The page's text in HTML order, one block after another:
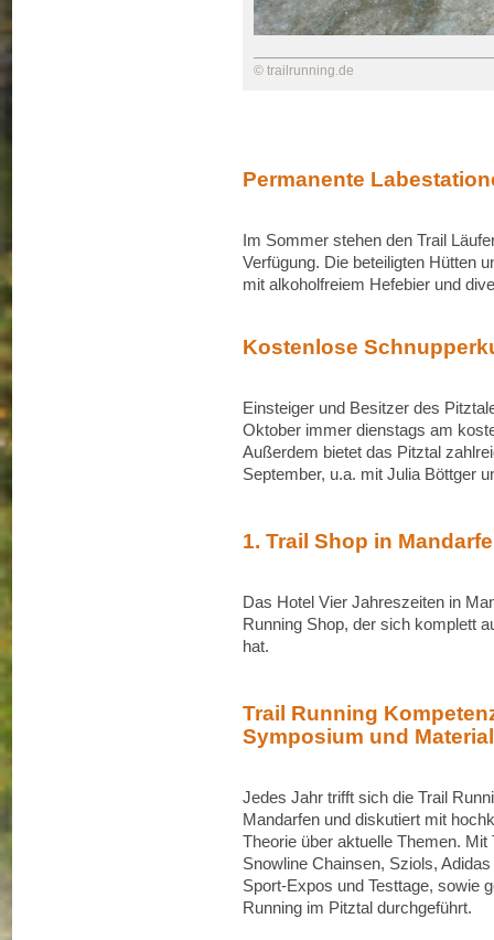
© trailrunning.de
Permanente
Im Sommer stehen den Trail
Verfügung. Die beteiligten Hütten
mit alkoholfreiem Hefebier und
Kostenlose
Einsteiger und Besitzer des
Oktober immer dienstags am
Außerdem bietet das Pitztal
September, u.a. mit Julia Böttger
1. Trail Shop in
Das Hotel Vier Jahreszeiten in
Running Shop, der sich komplett
hat.
Trail Running
Symposium und
Jedes Jahr trifft sich die Trail
Mandarfen und diskutiert mit
Theorie über aktuelle Themen.
Snowline Chainsen, Sziols,
Sport-Expos und Testtage, sowie
Running im Pitztal durchgeführt.